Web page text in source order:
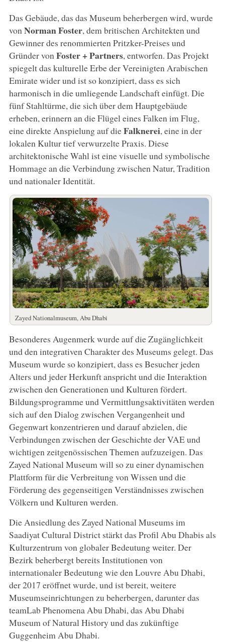
Das Gebäude, das das Museum beherbergen wird, wurde
von Norman Foster, dem britischen Architekten und
Gewinner des renommierten Pritzker-Preises und
Gründer von Foster + Partners, entworfen. Das Projekt
spiegelt das kulturelle Erbe der Vereinigten Arabischen
Emirate wider und ist so konzipiert, dass es sich
harmonisch in die umliegende Landschaft einfügt. Die
fünf Stahltürme, die sich über dem Hauptgebäude
erheben, erinnern an die Flügel eines Falken im Flug,
eine direkte Anspielung auf dieFalknerei, eine in der
lokalen Kultur tief verwurzelte Praxis. Diese
architektonische Wahl ist eine visuelle und symbolische
Hommage an die Verbindung zwischen Natur, Tradition
und nationaler Identität.
Zayed Nationalmuseum, Abu Dhabi
Besonderes Augenmerk wurde auf die Zugänglichkeit
und den integrativen Charakter des Museums gelegt. Das
Museum wurde so konzipiert, dass es Besucher jeden
Alters und jeder Herkunft anspricht und die Interaktion
zwischen den Generationen und Kulturen fördert.
Bildungsprogramme und Vermittlungsaktivitäten werden
sich auf den Dialog zwischen Vergangenheit und
Gegenwart konzentrieren und darauf abzielen, die
Verbindungen zwischen der Geschichte der VAE und
wichtigen zeitgenössischen Themen aufzuzeigen. Das
Zayed National Museum will so zu einer dynamischen
Plattform für die Verbreitung von Wissen und die
Förderung des gegenseitigen Verständnisses zwischen
Völkern und Kulturen werden.
Die Ansiedlung des Zayed National Museums im
Saadiyat Cultural District stärkt das Profil Abu Dhabis als
Kulturzentrum von globaler Bedeutung weiter. Der
Bezirk beherbergt bereits Institutionen von
internationaler Bedeutung wie den Louvre Abu Dhabi,
der 2017 eröffnet wurde, und ist bereit, weitere
Museumseinrichtungen zu beherbergen, darunter das
teamLab Phenomena Abu Dhabi, das Abu Dhabi
Museum of Natural History und das zukünftige
Guggenheim Abu Dhabi.